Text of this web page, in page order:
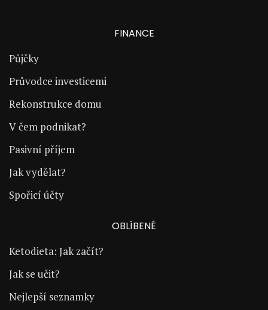
FINANCE
Půjčky
Průvodce investicemi
Rekonstrukce domu
V čem podnikat?
Pasivní příjem
Jak vydělat?
Spořicí účty
OBLÍBENÉ
Ketodieta: Jak začít?
Jak se učit?
Nejlepší seznamky